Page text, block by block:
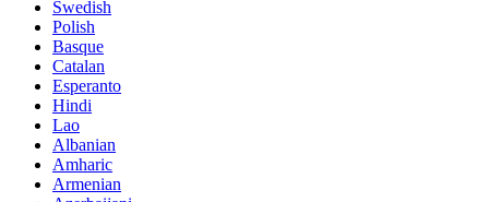
Swedish
Polish
Basque
Catalan
Esperanto
Hindi
Lao
Albanian
Amharic
Armenian